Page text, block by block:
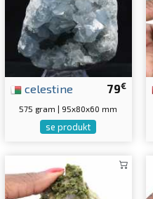
79€
celestine
575 gram | 95x80x60 mm
se produkt